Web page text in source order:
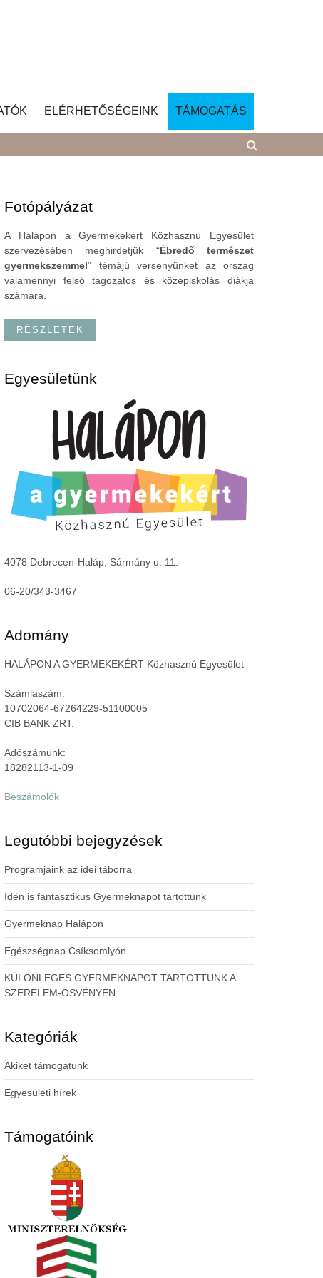
ELÉRHETŐSÉGEINK TÁMOGATÁS
Fotópályázat
A Halápon a Gyermekekért Közhasznú Egyesület
szervezésében meghirdetjük “Ébredő természet
gyermekszemmel” témájú versenyünket az ország
valamennyi felső tagozatos és középiskolás diákja
számára.
RÉSZLETEK
Egyesületünk
4078 Debrecen-Haláp, Sármány u. 11.
06-20/343-3467
Adomány
HALÁPON A GYERMEKEKÉRT Közhasznú Egyesület
Számlaszám:
10702064-67264229-51100005
CIB BANK ZRT.
Adószámunk:
18282113-1-09
Beszámolók
Legutóbbi bejegyzések
Programjaink az idei táborra
Idén is fantasztikus Gyermeknapot tartottunk
Gyermeknap Halápon
Egészségnap Csíksomlyón
KÜLÖNLEGES GYERMEKNAPOT TARTOTTUNK A
SZERELEM-ÖSVÉNYEN
Kategóriák
Akiket támogatunk
Egyesületi hírek
Támogatóink